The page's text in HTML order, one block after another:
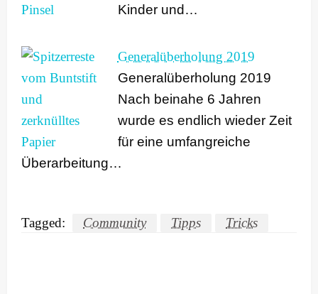
Kinder und…
Generalüberholung 2019
Generalüberholung 2019
Nach beinahe 6 Jahren
wurde es endlich wieder Zeit
für eine umfangreiche
Überarbeitung…
Tagged: Community Tipps Tricks